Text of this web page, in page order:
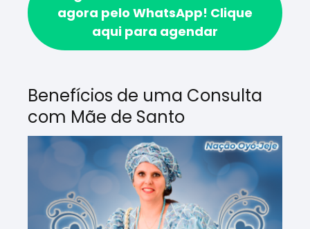
agora pelo WhatsApp! Clique
aqui para agendar
Benefícios de uma Consulta
com Mãe de Santo